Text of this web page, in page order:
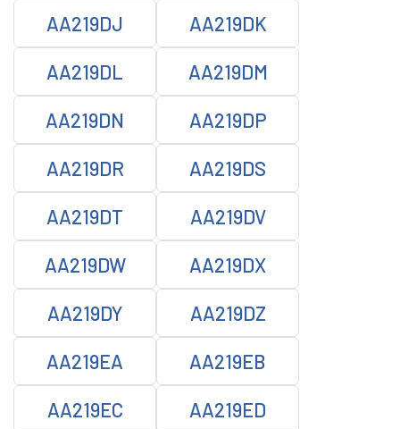
AA219DJ AA219DK
AA219DL AA219DM
AA219DN AA219DP
AA219DR AA219DS
AA219DT AA219DV
AA219DW AA219DX
AA219DY AA219DZ
AA219EA AA219EB
AA219EC AA219ED